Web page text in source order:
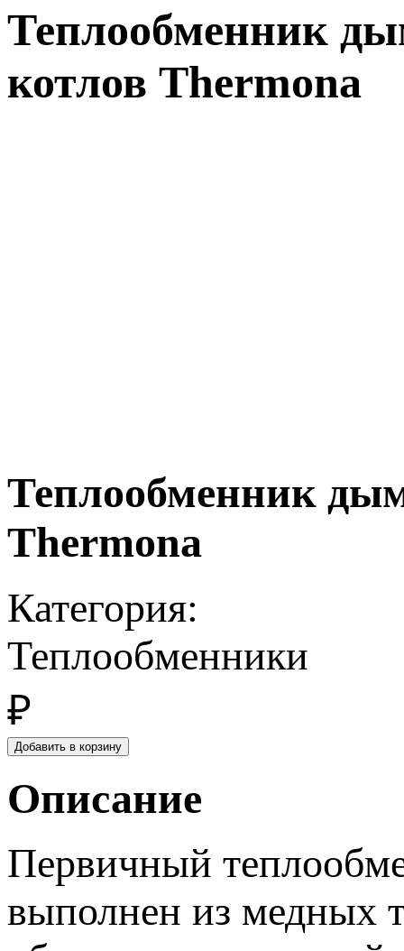
Теплообменник
котлов Thermona
Теплообменник
Thermona
Категория:
Теплообменники
₽
Описание
Первичный
выполнен из медных